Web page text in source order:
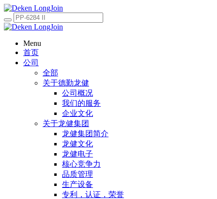
Menu
首页
公司
全部
关于德勤龙健
公司概况
我们的服务
企业文化
关于龙健集团
龙健集团简介
龙健文化
龙健电子
核心竞争力
品质管理
生产设备
专利，认证，荣誉